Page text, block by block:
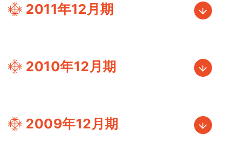
2011年12月期
2010年12月期
2009年12月期